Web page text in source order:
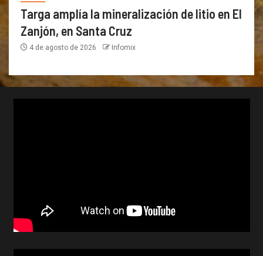
Targa amplía la mineralización de litio en El
Zanjón, en Santa Cruz
4 de agosto de 2026 Infomix